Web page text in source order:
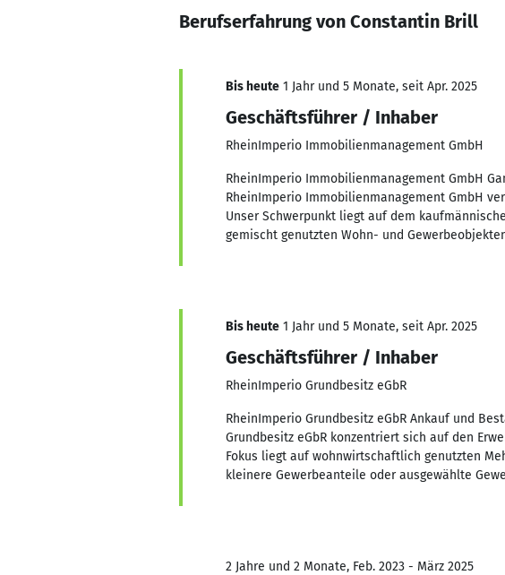
Berufserfahrung von Constantin Brill
Bis heute 1 Jahr und 5 Monate, seit Apr. 2025
Geschäftsführer / Inhaber
RheinImperio Immobilienmanagement GmbH
RheinImperio Immobilienmanagement GmbH
RheinImperio Immobilienmanagement GmbH
Unser Schwerpunkt liegt auf dem
gemischt genutzten Wohn- und
Bis heute 1 Jahr und 5 Monate, seit Apr. 2025
Geschäftsführer / Inhaber
RheinImperio Grundbesitz eGbR
RheinImperio Grundbesitz eGbR Ankauf und
Grundbesitz eGbR konzentriert sich auf den
Fokus liegt auf wohnwirtschaftlich genutzten
kleinere Gewerbeanteile oder ausgewählte
2 Jahre und 2 Monate, Feb. 2023 - März 2025